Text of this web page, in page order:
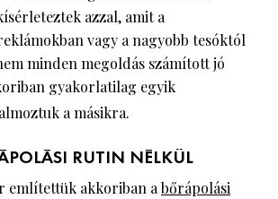
azzal, amit a
vagy a nagyobb tesóktól
minden megoldás számított jó
gyakorlatilag egyik
a másikra.
RUTIN NÉLKÜL
említettük akkoriban abőrápolási